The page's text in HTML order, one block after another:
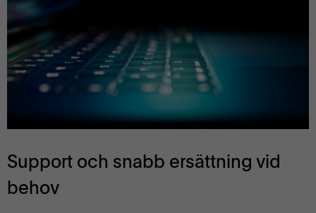
Support och snabb ersättning vid
behov